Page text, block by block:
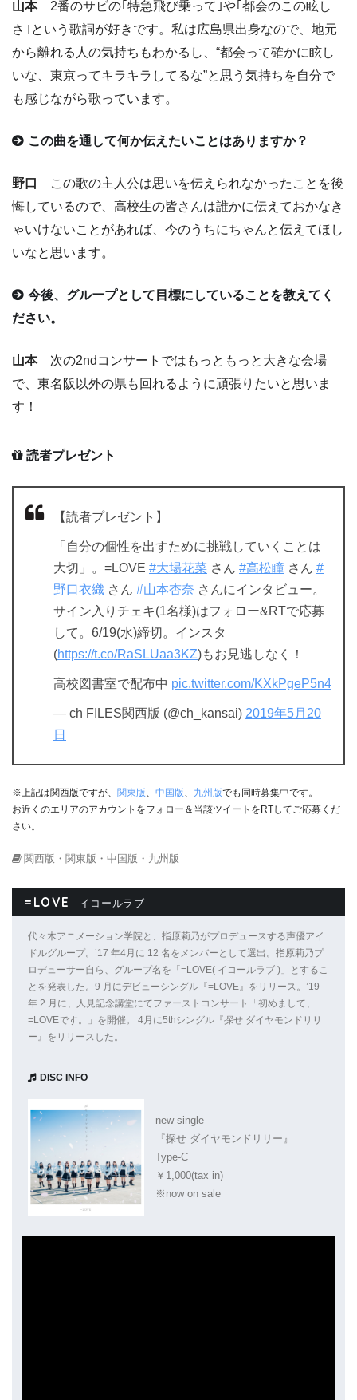
山本2番のサビの｢特急飛び乗って｣や｢都会のこの眩し
さ｣という歌詞が好きです。私は広島県出身なので、地元
から離れる人の気持ちもわかるし、“都会って確かに眩し
いな、東京ってキラキラしてるな”と思う気持ちを自分で
も感じながら歌っています。
この曲を通して何か伝えたいことはありますか？
野口
この歌の主人公は思いを伝えられなかったことを後
悔しているので、高校生の皆さんは誰かに伝えておかなき
ゃいけないことがあれば、今のうちにちゃんと伝えてほし
いなと思います。
今後、グループとして目標にしていることを教えてく
ださい。
山本次の2ndコンサートではもっともっと大きな会場
で、東名阪以外の県も回れるように頑張りたいと思いま
す！
読者プレゼント
【読者プレゼント】
「自分の個性を出すために挑戦していくことは
大切」。=LOVE #大場花菜 さん #高松瞳 さん #
野口衣織 さん #山本杏奈 さんにインタビュー。
サイン入りチェキ(1名様)はフォロー&RTで応募
して。6/19(水)締切。インスタ
(https://t.co/RaSLUaa3KZ)もお見逃しなく！
高校図書室で配布中 pic.twitter.com/KXkPgeP5n4
— ch FILES関西版 (@ch_kansai) 2019年5月20
日
※上記は関西版ですが、 関東版、 中国版、 九州版でも同時募集中です。
お近くのエリアのアカウントをフォロー＆当該ツイートをRTしてご応募くだ
さい。
関西版・関東版・中国版・九州版
=LOVE イコールラブ
代々木アニメーション学院と、指原莉乃がプロデュースする声優アイ
ドルグループ。’17 年4月に 12 名をメンバーとして選出。指原莉乃プ
ロデューサー自ら、グループ名を「=LOVE( イコールラブ )」とするこ
とを発表した。9 月にデビューシングル『=LOVE』をリリース。’19
年 2 月に、人見記念講堂にてファーストコンサート「初めまして、
=LOVEです。」を開催。 4月に5thシングル『探せ ダイヤモンドリリ
ー』をリリースした。
DISC INFO
new single
『探せ ダイヤモンドリリー』
Type-C
￥1,000(tax in)
※now on sale